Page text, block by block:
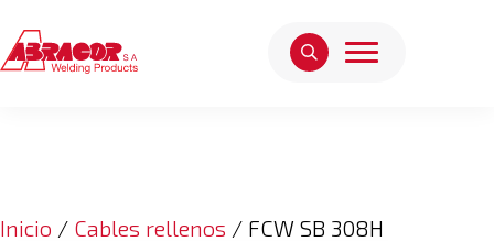
Inicio / Cables rellenos / FCW SB 308H